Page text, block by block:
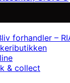
forhandler –
& collect